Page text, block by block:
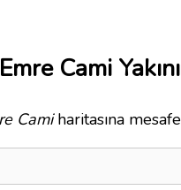
Cami
Camiharitasına